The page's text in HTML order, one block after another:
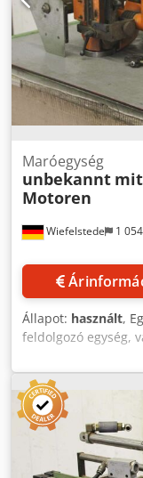
Wiefelstede 1
Maróegység
unbekannt
Motoren
Állapot: használt,
feldolgozó egység,
egység, hézagoló
profiloló,
maró motor
nincs
rpm -Hajtószíj:
400/340/300 mm -
81 kg Csdpfx